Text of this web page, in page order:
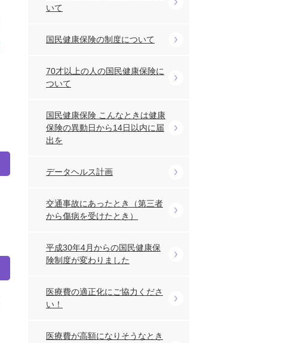
いて
国民健康保険の制度について
70才以上の人の国民健康保険に
ついて
国民健康保険 こんなときは健康
保険の異動日から14日以内に届
出を
データヘルス計画
交通事故にあったとき（第三者
から傷病を受けたとき）
平成30年4月からの国民健康保
険制度が変わりました
医療費の適正化にご協力くださ
い！
医療費が高額になりそうなとき